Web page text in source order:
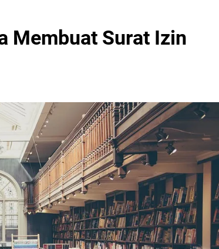
Membuat Surat Izin